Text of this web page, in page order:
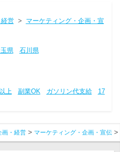
営> マーケティング・企画・宣
県
石川県
上 副業OK ガソリン代支給
17
画・経営 マーケティング・企画・宣伝